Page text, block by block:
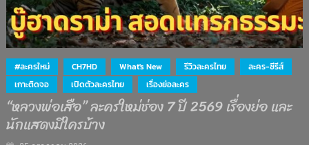
#ละครใหม่ CH7HD What's New รีวิวละครไทย
ละคร-ซีรีส์
เกาะติดจอ
เปิดตัวละครไทย เรื่องย่อละคร
“หลวงพ่อเสือ” ละครใหม่ช่อง 7 ปี 2569 เรื่องย่อ และ
นักแสดงมีใครบ้าง